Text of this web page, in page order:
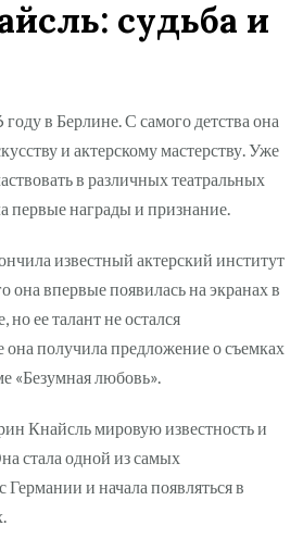
судьба и
в Берлине. С самого детства она
и актерскому мастерству. Уже
в различных театральных
первые награды и признание.
известный актерский институт
она впервые появилась на экранах в
но ее талант не остался
она получила предложение о съемках
«Безумная любовь».
Кнайсль мировую известность и
стала одной из самых
Германии и начала появляться в